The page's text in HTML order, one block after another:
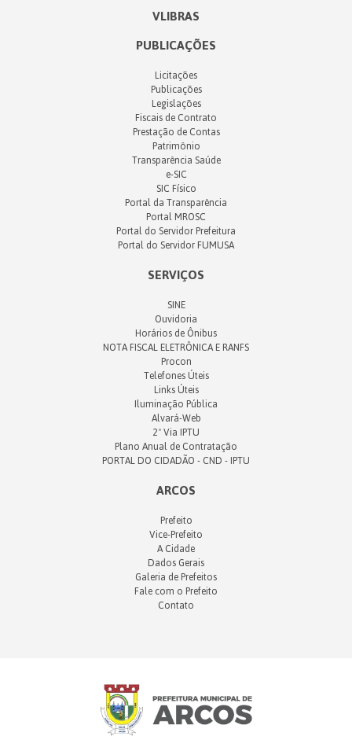
VLIBRAS
PUBLICAÇÕES
Licitações
Publicações
Legislações
Fiscais de Contrato
Prestação de Contas
Patrimônio
Transparência Saúde
e-SIC
SIC Físico
Portal da Transparência
Portal MROSC
Portal do Servidor Prefeitura
Portal do Servidor FUMUSA
SERVIÇOS
SINE
Ouvidoria
Horários de Ônibus
NOTA FISCAL ELETRÔNICA E RANFS
Procon
Telefones Úteis
Links Úteis
Iluminação Pública
Alvará-Web
2ª Via IPTU
Plano Anual de Contratação
PORTAL DO CIDADÃO - CND - IPTU
ARCOS
Prefeito
Vice-Prefeito
A Cidade
Dados Gerais
Galeria de Prefeitos
Fale com o Prefeito
Contato